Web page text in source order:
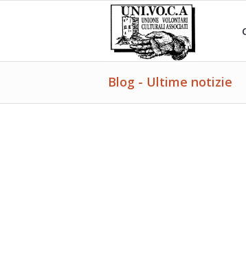
Blog - Ultime notizie